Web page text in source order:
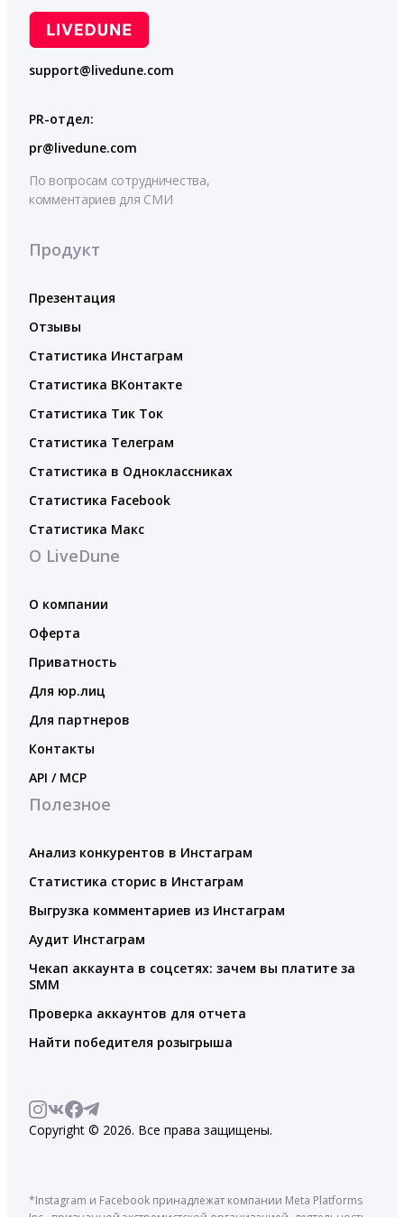
support@livedune.com
PR-отдел:
pr@livedune.com
По вопросам сотрудничества,
комментариев для СМИ
Продукт
Презентация
Отзывы
Статистика Инстаграм
Статистика ВКонтакте
Статистика Тик Ток
Статистика Телеграм
Статистика в Одноклассниках
Статистика Facebook
Статистика Макс
О LiveDune
О компании
Оферта
Приватность
Для юр.лиц
Для партнеров
Контакты
API / MCP
Полезное
Анализ конкурентов в Инстаграм
Статистика сторис в Инстаграм
Выгрузка комментариев из Инстаграм
Аудит Инстаграм
Чекап аккаунта в соцсетях: зачем вы платите за
SMM
Проверка аккаунтов для отчета
Найти победителя розыгрыша
Copyright © 2026. Все права защищены.
*Instagram и Facebook принадлежат компании Meta Platforms